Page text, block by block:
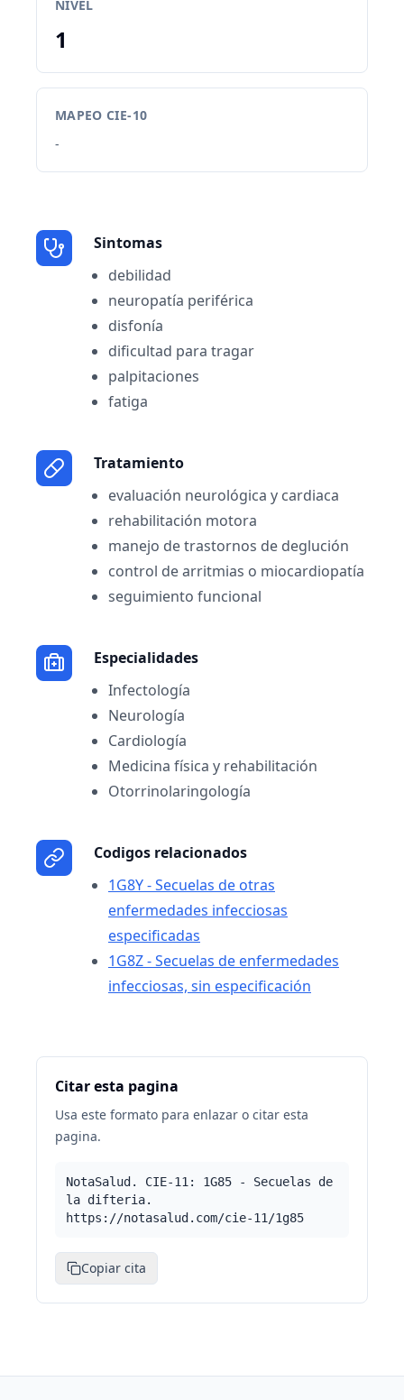
NIVEL
1
MAPEO CIE-10
-
Sintomas
debilidad
neuropatía periférica
disfonía
dificultad para tragar
palpitaciones
fatiga
Tratamiento
evaluación neurológica y cardiaca
rehabilitación motora
manejo de trastornos de deglución
control de arritmias o miocardiopatía
seguimiento funcional
Especialidades
Infectología
Neurología
Cardiología
Medicina física y rehabilitación
Otorrinolaringología
Codigos relacionados
1G8Y - Secuelas de otras
enfermedades infecciosas
especificadas
1G8Z - Secuelas de enfermedades
infecciosas, sin especificación
Citar esta pagina
Usa este formato para enlazar o citar esta
pagina.
NotaSalud. CIE-11: 1G85 - Secuelas de
la difteria.
https://notasalud.com/cie-11/1g85
Copiar cita